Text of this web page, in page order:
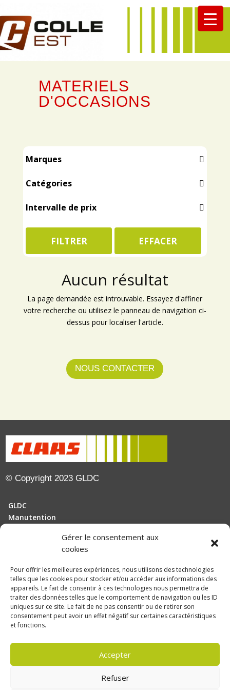
Gérer le consentement aux
cookies
Pour offrir les meilleures expériences, nous utilisons des technologies
telles que les cookies pour stocker et/ou accéder aux informations des
appareils. Le fait de consentir à ces technologies nous permettra de
traiter des données telles que le comportement de navigation ou les ID
uniques sur ce site. Le fait de ne pas consentir ou de retirer son
consentement peut avoir un effet négatif sur certaines caractéristiques
et fonctions.
Accepter
Refuser
MATERIELS
D'OCCASIONS
Marques
ALTEC
AMAZONE
BEDNAR
BEL AIR
BERTHOUD
BONNEL
BUGNOT
CALVET
CARRE
CARROY GIRAUDON
CASELLA
DEUTZ
DIABOLO MANUS
EMILY
FENDT
FERRAND
FIRESTONE
GASPARDO
GILIBERT
GREGOIRE ET BESSON
HONDA
HORSCH
ISEKI
Catégories
ACCESSOIRES RECOLTE
ACCESSOIRES TP ET MANUTENTION
ANDAINEUR
BENNE
BROYEUR GYROBROYEUR
CHARGEUR
CHARGEUSE
CHARIOT REMORQUE
DEBROUSSAILLEUSE
DEBROUSSAILLEUSE RADIOCOMMANDE
DISTRIBUTEUR ENGRAIS
ENROULEUR
ENSILEUSE
EPANDEUR
FANEUSE
HERSE
HERSE ROTATIVE
INTERIEUR DE FERME
MOISSONNEUSE BATTEUSE
NETTOYEUR EAU FROIDE
OUTILS DU SOL A DENTS
PNEUS ROUES JUMELAGE
PULVERISATEUR AUTOMOTEUR
PULVERISATEUR TRAINE
Intervalle de prix
FILTRER EFFACER
Aucun résultat
La page demandée est introuvable. Essayez d'affiner
votre recherche ou utilisez le panneau de navigation ci-
dessus pour localiser l'article.
NOUS CONTACTER
© Copyright 2023 GLDC
GLDC
Manutention
Actualités
Recrutement
Politique de confidentialité
Mentions légales
Politique de confidentialité
Une réalisationDLW Communication